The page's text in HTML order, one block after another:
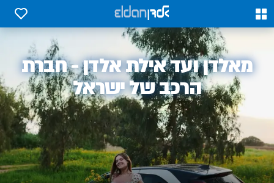
0
0
אלדן
מאלדן ועד אילת אלדן - חברת
הרכב של ישראל